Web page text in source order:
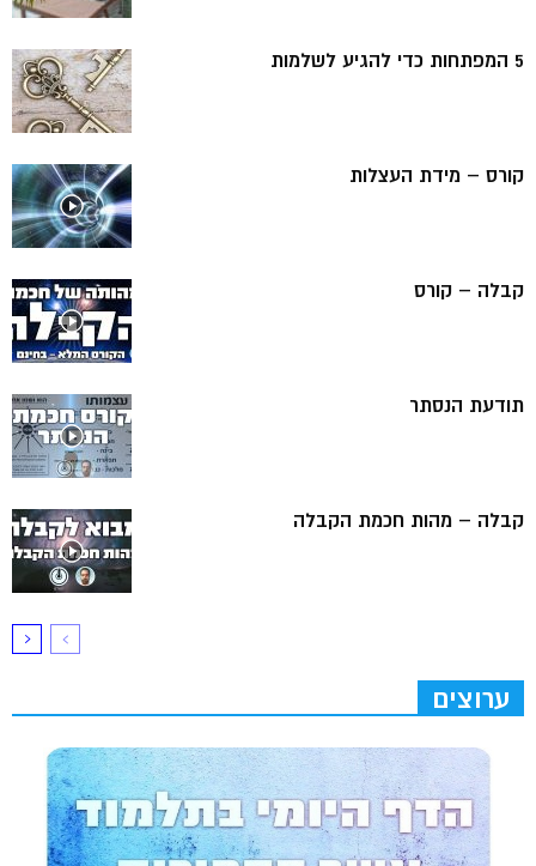
5 המפתחות כדי להגיע לשלמות
קורס – מידת העצלות
קבלה – קורס
תודעת הנסתר
קבלה – מהות חכמת הקבלה
ערוצים